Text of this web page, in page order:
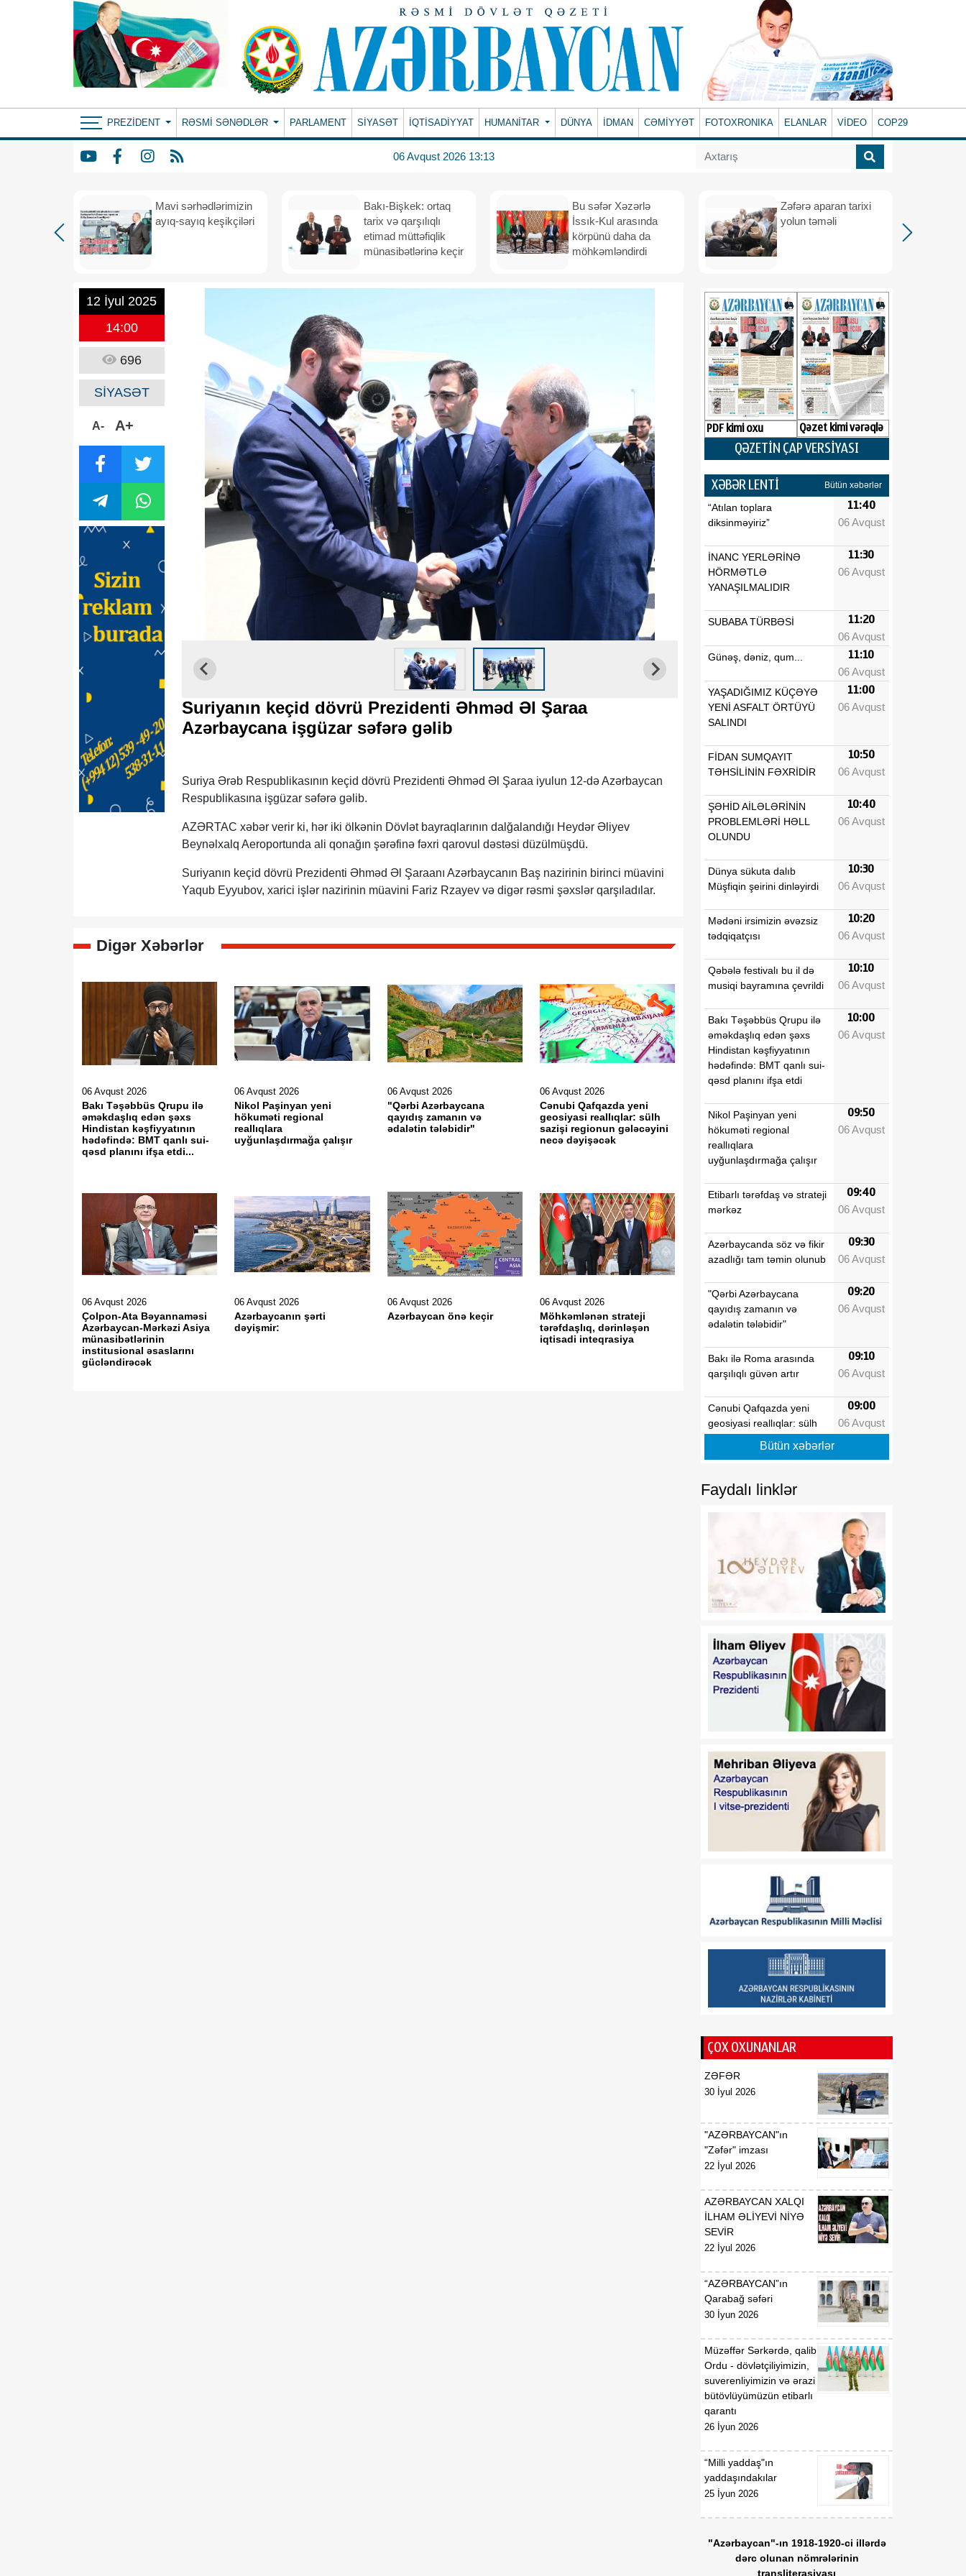
PREZIDENT RƏSMI SƏNƏDLƏR PARLAMENT SİYASƏT İQTİSADİYYAT HUMANITAR DÜNYA İDMAN CƏMİYYƏT FOTOXRONIKA ELANLAR VİDEO COP29
06 Avqust 2026 13:13
Mavi sərhədlərimizin
ayıq-sayıq keşikçiləri
Bakı-Bişkek: ortaq
tarix və qarşılıqlı
etimad müttəfiqlik
münasibətlərinə keçir
Bu səfər Xəzərlə
İssık-Kul arasında
körpünü daha da
möhkəmləndirdi
Zəfərə aparan tarixi
yolun təməli
12 İyul 2025
14:00
696
SİYASƏT
A- A+
Suriyanın keçid dövrü Prezidenti Əhməd Əl Şaraa
Azərbaycana işgüzar səfərə gəlib
Suriya Ərəb Respublikasının keçid dövrü Prezidenti Əhməd Əl Şaraa iyulun 12-də Azərbaycan
Respublikasına işgüzar səfərə gəlib.
AZƏRTAC xəbər verir ki, hər iki ölkənin Dövlət bayraqlarının dalğalandığı Heydər Əliyev
Beynəlxalq Aeroportunda ali qonağın şərəfinə fəxri qarovul dəstəsi düzülmüşdü.
Suriyanın keçid dövrü Prezidenti Əhməd Əl Şaraanı Azərbaycanın Baş nazirinin birinci müavini
Yaqub Eyyubov, xarici işlər nazirinin müavini Fariz Rzayev və digər rəsmi şəxslər qarşıladılar.
Digər Xəbərlər
06 Avqust 2026
Bakı Təşəbbüs Qrupu ilə
əməkdaşlıq edən şəxs
Hindistan kəşfiyyatının
hədəfində: BMT qanlı sui-
qəsd planını ifşa etdi...
06 Avqust 2026
Nikol Paşinyan yeni
hökuməti regional
reallıqlara
uyğunlaşdırmağa çalışır
06 Avqust 2026
"Qərbi Azərbaycana
qayıdış zamanın və
ədalətin tələbidir"
06 Avqust 2026
Cənubi Qafqazda yeni
geosiyasi reallıqlar: sülh
sazişi regionun gələcəyini
necə dəyişəcək
06 Avqust 2026
Çolpon-Ata Bəyannaməsi
Azərbaycan-Mərkəzi Asiya
münasibətlərinin
institusional əsaslarını
gücləndirəcək
06 Avqust 2026
Azərbaycanın şərti
dəyişmir:
06 Avqust 2026
Azərbaycan önə keçir
06 Avqust 2026
Möhkəmlənən strateji
tərəfdaşlıq, dərinləşən
iqtisadi inteqrasiya
PDF kimi oxu Qəzet kimi vərəqlə
QƏZETİN ÇAP VERSİYASI
XƏBƏR LENTİ Bütün xəbərlər
“Atılan toplara
diksinməyiriz”
11:40
06 Avqust
İNANC YERLƏRİNƏ
HÖRMƏTLƏ
YANAŞILMALIDIR
11:30
06 Avqust
SUBABA TÜRBƏSİ 11:20
06 Avqust
Günəş, dəniz, qum... 11:10
06 Avqust
YAŞADIĞIMIZ KÜÇƏYƏ
YENİ ASFALT ÖRTÜYÜ
SALINDI
11:00
06 Avqust
FİDAN SUMQAYIT
TƏHSİLİNİN FƏXRİDİR
10:50
06 Avqust
ŞƏHİD AİLƏLƏRİNİN
PROBLEMLƏRİ HƏLL
OLUNDU
10:40
06 Avqust
Dünya sükuta dalıb
Müşfiqin şeirini dinləyirdi
10:30
06 Avqust
Mədəni irsimizin əvəzsiz
tədqiqatçısı
10:20
06 Avqust
Qəbələ festivalı bu il də
musiqi bayramına çevrildi
10:10
06 Avqust
Bakı Təşəbbüs Qrupu ilə
əməkdaşlıq edən şəxs
Hindistan kəşfiyyatının
hədəfində: BMT qanlı sui-
qəsd planını ifşa etdi
10:00
06 Avqust
Nikol Paşinyan yeni
hökuməti regional
reallıqlara
uyğunlaşdırmağa çalışır
09:50
06 Avqust
Etibarlı tərəfdaş və strateji
mərkəz
09:40
06 Avqust
Azərbaycanda söz və fikir
azadlığı tam təmin olunub
09:30
06 Avqust
"Qərbi Azərbaycana
qayıdış zamanın və
ədalətin tələbidir"
09:20
06 Avqust
Bakı ilə Roma arasında
qarşılıqlı güvən artır
09:10
06 Avqust
Cənubi Qafqazda yeni
geosiyasi reallıqlar: sülh
necə dəyişəcək
09:00
06 Avqust
Çolpon-Ata Bəyannaməsi
Azərbaycanın şərti
dəyişmir:
08:40
06 Avqust
Alparslan BAYRAKTAR:
"Türkiyə Azərbaycandakı
enerji layihələrində iştirak
etməkdə maraqlıdır"
06 Avqust
Azərbaycan önə keçir
06 Avqust
Bütün xəbərlər
Faydalı linklər
ÇOX OXUNANLAR
ZƏFƏR
30 İyul 2026
"AZƏRBAYCAN"ın
"Zəfər" imzası
22 İyul 2026
AZƏRBAYCAN XALQI
İLHAM ƏLİYEVİ NİYƏ
SEVİR
22 İyul 2026
“AZƏRBAYCAN”ın
Qarabağ səfəri
30 İyun 2026
Müzəffər Sərkərdə, qalib
Ordu - dövlətçiliyimizin,
suverenliyimizin və ərazi
bütövlüyümüzün etibarlı
qarantı
26 İyun 2026
“Milli yaddaş"ın
yaddaşındakılar
25 İyun 2026
"Azərbaycan"-ın 1918-1920-ci illərdə
dərc olunan nömrələrinin
transliterasiyası